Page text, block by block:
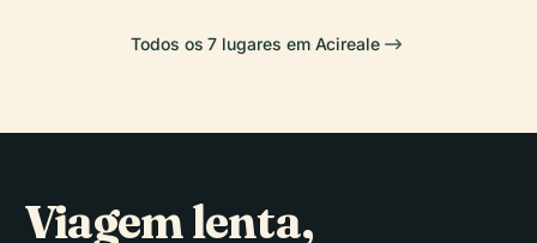
Todos os 7 lugares em Acireale
Viagem lenta,